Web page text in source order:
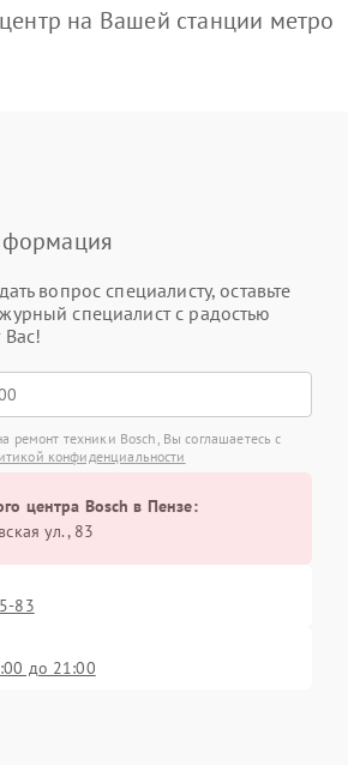
на Вашей станции метро
вопрос специалисту, оставьте
специалист с радостью
Вас!
ремонт техники Bosch, Вы соглашаетесь с
конфиденциальности
центра Bosch в Пензе:
ул., 83
83
до 21:00